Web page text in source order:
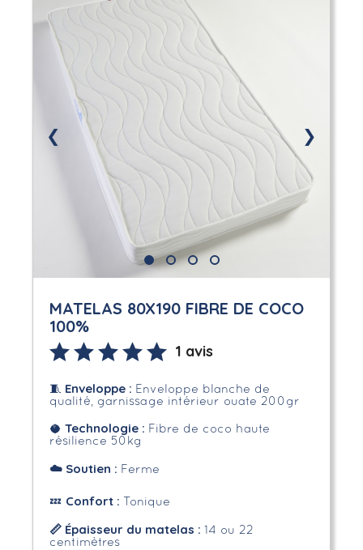
❮ ❯
MATELAS 80X190 FIBRE DE COCO
100%
1 avis
🧵 Enveloppe: Enveloppe blanche de
qualité, garnissage intérieur ouate 200gr
🥥 Technologie : Fibre de coco haute
résilience 50kg
☁️Soutien : Ferme
💤 Confort : Tonique
📏 Épaisseur du matelas : 14 ou 22
centimètres